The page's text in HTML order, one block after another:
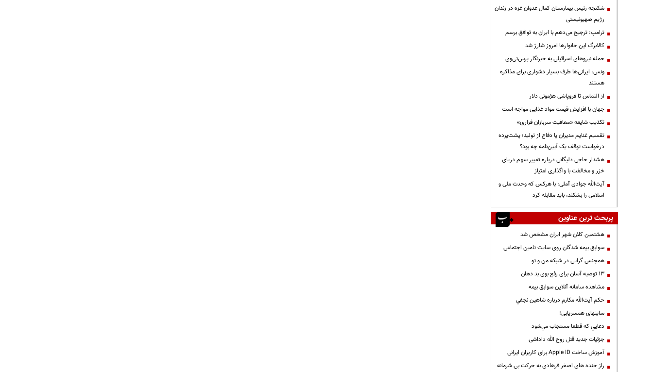
شکنجه رئیس بیمارستان کمال عدوان غزه در زندان
رژیم صهیونیستی
ترامپ: ترجیح می‌دهم با ایران به توافق برسم
کالابرگ این خانوارها امروز شارژ شد
حمله نیروهای اسرائیلی به خبرنگار پرس‌تی‌وی
ونس: ایرانی‌ها طرف بسیار دشواری برای مذاکره
هستند
از التماس تا فروپاشی هژمونی دلار
جهان با افزایش قیمت مواد غذایی مواجه است
تکذیب شایعه «معافیت سربازان فراری»
تقسیم غنایم مدیران یا دفاع از تولید؛ پشت‌پرده
درخواست توقف یک آیین‌نامه چه بود؟
هشدار حاجی دلیگانی درباره تغییر سهم دریای
خزر و مخالفت با واگذاری امتیاز
آیت‌الله جوادی آملی: با هرکس که وحدت ملی و
اسلامی را بشکند، باید مقابله کرد
پربحث ترین عناوین
هشتمین کلان شهر ایران مشخص شد
سوابق بیمه شدگان روی سایت تامین اجتماعی
همجنس گرایی در شبکه من و تو
13 توصیه آسان برای رفع بوی بد دهان
مشاهده سامانه آنلاين سوابق بیمه
حكم آيت‌الله مكارم درباره شاهين نجفي
سایتهای همسریابی!
دعايي كه قطعا مستجاب مي‌شود
جزئیات جدید قتل روح الله داداشی
آموزش ساخت Apple ID برای کاربران ایرانی
راز خنده های اصغر فرهادی به حرکت بی شرمانه